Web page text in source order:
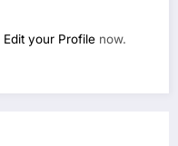
Edit your Profile now.